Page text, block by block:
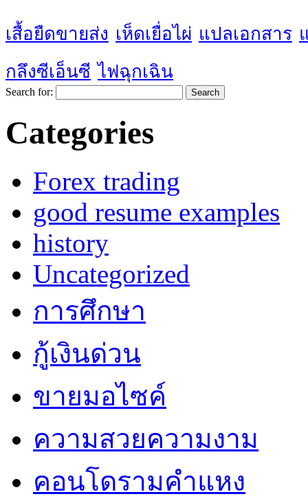
เสื้อยืดขายส่ง เห็ดเยื่อไผ่ แปลเอกสาร
กลึงซีเอ็นซี ไฟฉุกเฉิน
Search for:
Categories
Forex trading
good resume examples
history
Uncategorized
การศึกษา
กู้เงินด่วน
ขายมอไซค์
ความสวยความงาม
คอนโดรามคำแหง